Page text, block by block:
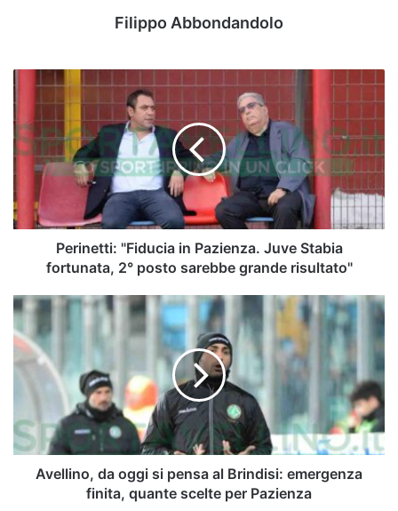
Filippo Abbondandolo
Perinetti:
Pazienza.
Juve
Stabia
fortunata,
2°
posto
sarebbe
grande
Perinetti: "Fiducia in Pazienza. Juve Stabia
fortunata, 2° posto sarebbe grande risultato"
Avellino,
oggi
si
pensa
emergenza
finita,
quanteAvellino, da oggi si pensa al Brindisi: emergenza
finita, quante scelte per Pazienza